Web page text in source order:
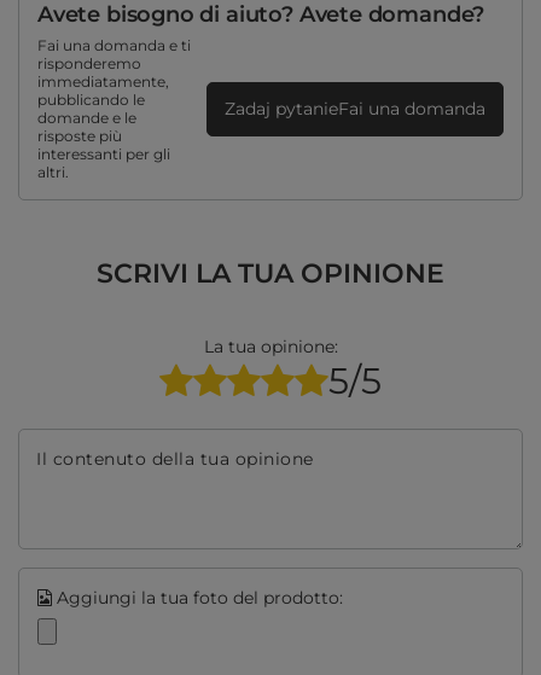
Avete bisogno di aiuto? Avete domande?
Fai una domanda e ti
risponderemo
immediatamente,
pubblicando le
domande e le
risposte più
interessanti per gli
altri.
Zadaj pytanieFai una domanda
SCRIVI LA TUA OPINIONE
La tua opinione:
5/5
Il contenuto della tua opinione
Aggiungi la tua foto del prodotto: